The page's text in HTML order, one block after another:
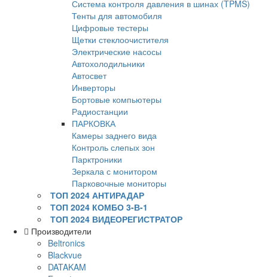
Система контроля давления в шинах (TPMS)
Тенты для автомобиля
Цифровые тестеры
Щетки стеклоочистителя
Электрические насосы
Автохолодильники
Автосвет
Инверторы
Бортовые компьютеры
Радиостанции
ПАРКОВКА
Камеры заднего вида
Контроль слепых зон
Парктроники
Зеркала с монитором
Парковочные мониторы
ТОП 2024 АНТИРАДАР
ТОП 2024 КОМБО 3-В-1
ТОП 2024 ВИДЕОРЕГИСТРАТОР
Производители
Beltronics
Blackvue
DATAKAM